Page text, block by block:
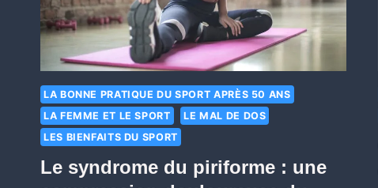
LA BONNE PRATIQUE DU SPORT APRÈS 50 ANS
LA FEMME ET LE SPORT
LE MAL DE DOS
LES BIENFAITS DU SPORT
Le syndrome du piriforme : une